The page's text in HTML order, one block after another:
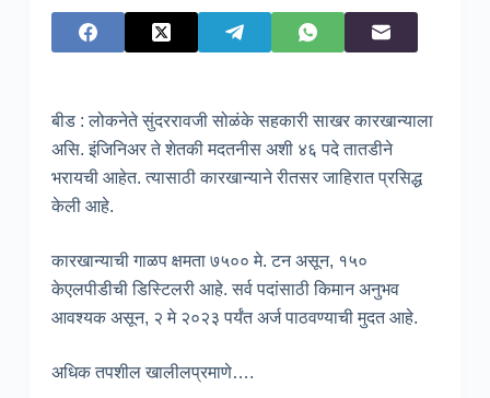
बीड : लोकनेते सुंदररावजी सोळंके सहकारी साखर कारखान्याला
असि. इंजिनिअर ते शेतकी मदतनीस अशी ४६ पदे तातडीने
भरायची आहेत. त्यासाठी कारखान्याने रीतसर जाहिरात प्रसिद्ध
केली आहे.
कारखान्याची गाळप क्षमता ७५०० मे. टन असून, १५०
केएलपीडीची डिस्टिलरी आहे. सर्व पदांसाठी किमान अनुभव
आवश्यक असून, २ मे २०२३ पर्यंत अर्ज पाठवण्याची मुदत आहे.
अधिक तपशील खालीलप्रमाणे….